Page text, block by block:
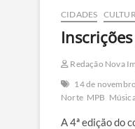
CIDADES
Redação Nova
14 de novembro
Norte MPB
A 4ª edição do